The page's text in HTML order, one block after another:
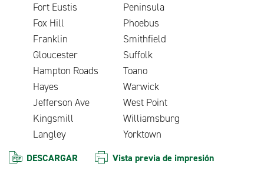
Fort Eustis
Peninsula
Fox Hill
Phoebus
Franklin
Smithfield
Gloucester
Suffolk
Hampton Roads
Toano
Hayes
Warwick
Jefferson Ave
West Point
Kingsmill
Williamsburg
Langley
Yorktown
DESCARGAR Vista previa de impresión